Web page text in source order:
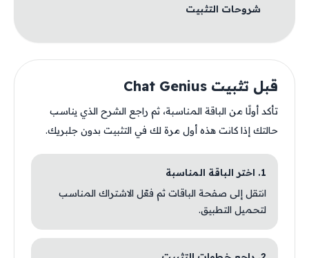
شروحات التثبيت
قبل تثبيت Chat Genius
تأكد أولًا من الباقة المناسبة، ثم راجع الشرح الذي يناسب
حالتك إذا كانت هذه أول مرة لك في التثبيت بدون جلبريك.
1. اختر الباقة المناسبة
انتقل إلى صفحة الباقات ثم فعّل الاشتراك المناسب
لتحميل التطبيق.